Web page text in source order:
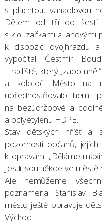
s plachtou, vahadlovou
Dětem od tří do šesti
s klouzačkami a lanovými
k dispozici dvojhrazdu a
vypočítal Čestmír
Hradiště, který
a kolotoč. Město na
upřednostňovalo herní
na bezúdržbové a
a polyetylenu HDPE.
Stav dětských hřišť a
pozornosti občanů,
k opravám. „Děláme
Jestli jsou někde ve
Ale nemůžeme
poznamenal Stanislav
město ještě opravuje
Východ.